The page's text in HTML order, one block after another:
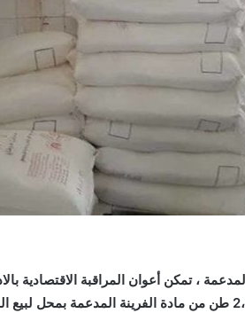
، تمكن أعوان المراقبة الاقتصادية
الأحد 5 جـانفي2020 من حجز كمية 2،9 طن من مادة الفرينة